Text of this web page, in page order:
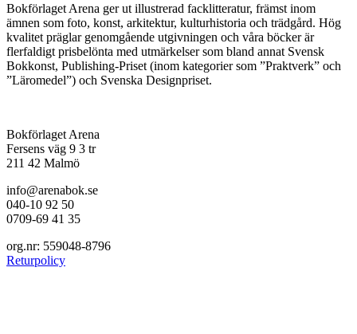
produkten
Bokförlaget Arena ger ut illustrerad facklitteratur, främst inom
ämnen som foto, konst, arkitektur, kulturhistoria och trädgård. Hög
kvalitet präglar genomgående utgivningen och våra böcker är
flerfaldigt prisbelönta med utmärkelser som bland annat Svensk
Bokkonst, Publishing-Priset (inom kategorier som ”Praktverk” och
”Läromedel”) och Svenska Designpriset.
Bokförlaget Arena
Fersens väg 9 3 tr
211 42 Malmö
info@arenabok.se
040-10 92 50
0709-69 41 35
org.nr: 559048-8796
Returpolicy